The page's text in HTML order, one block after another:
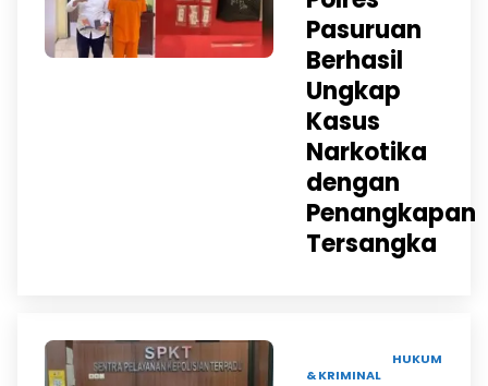
Pasuruan
Berhasil
Ungkap
Kasus
Narkotika
dengan
Penangkapan
Tersangka
HUKUM
& KRIMINAL